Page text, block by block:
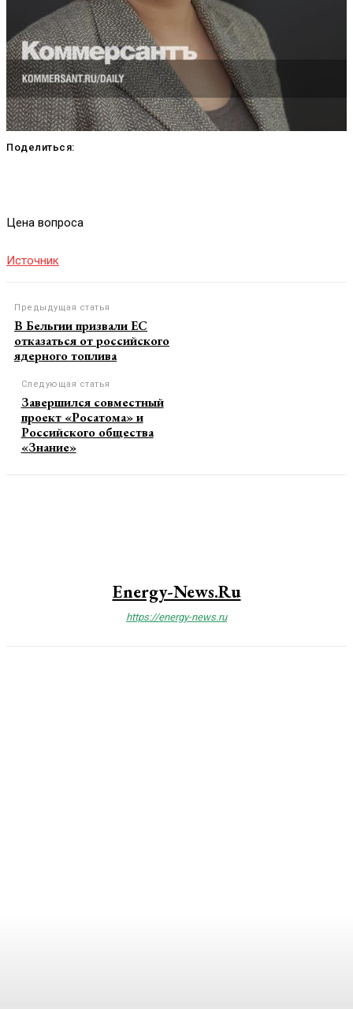
Поделиться:
Цена вопроса
Источник
Предыдущая статья
В Бельгии призвали ЕС
отказаться от российского
ядерного топлива
Следующая статья
Завершился совместный
проект «Росатома» и
Российского общества
«Знание»
Energy-News.ru
https://energy-news.ru